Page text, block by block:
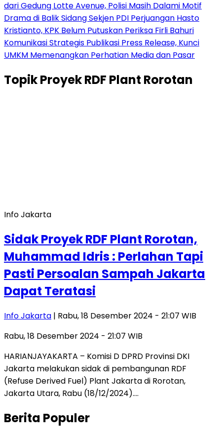
dari Gedung Lotte Avenue, Polisi Masih Dalami Motif
Drama di Balik Sidang Sekjen PDI Perjuangan Hasto
Kristianto, KPK Belum Putuskan Periksa Firli Bahuri
Komunikasi Strategis Publikasi Press Release, Kunci
UMKM Memenangkan Perhatian Media dan Pasar
TopikProyek RDF Plant Rorotan
Info Jakarta
Sidak Proyek RDF Plant Rorotan,
Muhammad Idris : Perlahan Tapi
Pasti Persoalan Sampah Jakarta
Dapat Teratasi
Info Jakarta | Rabu, 18 Desember 2024 - 21:07 WIB
Rabu, 18 Desember 2024 - 21:07 WIB
HARIANJAYAKARTA – Komisi D DPRD Provinsi DKI
Jakarta melakukan sidak di pembangunan RDF
(Refuse Derived Fuel) Plant Jakarta di Rorotan,
Jakarta Utara, Rabu (18/12/2024)….
Berita Populer